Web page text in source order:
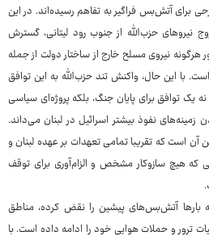
برای آتش‌بس فراگیر به تفاهم رسیده‌اند. در این
نیروهای حزب‌الله از جنوب رود لیتانی، گسترش
هرگونه نیروی مسلح خارج از ساختار دولت از جمله
با این حال، واکنش تند حزب‌الله به این توافق
یک توافق برای پایان جنگ، بلکه پروژه‌ای سیاسی
نفوذ بیشتر اسرائیل در لبنان می‌داند.
آن است که تقریبا تمامی تعهدات بر عهده لبنان و
که هیچ سازوکار مشخص و الزام‌آوری برای توقف
بارها آتش‌بس‌های پیشین را نقض کرده، مناطق
ترور و حملات هوایی خود را ادامه داده است. با